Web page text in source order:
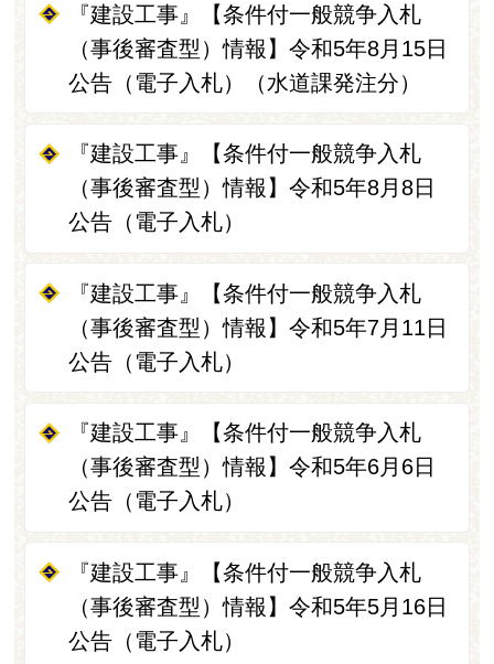
『建設工事』【条件付一般競争入札
（事後審査型）情報】令和5年8月15日
公告（電子入札）（水道課発注分）
『建設工事』【条件付一般競争入札
（事後審査型）情報】令和5年8月8日
公告（電子入札）
『建設工事』【条件付一般競争入札
（事後審査型）情報】令和5年7月11日
公告（電子入札）
『建設工事』【条件付一般競争入札
（事後審査型）情報】令和5年6月6日
公告（電子入札）
『建設工事』【条件付一般競争入札
（事後審査型）情報】令和5年5月16日
公告（電子入札）